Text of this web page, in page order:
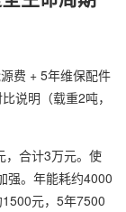
费 + 5年维保配件
说明（载重2吨，
，合计3万元。使
强。年能耗约4000
元，5年7500